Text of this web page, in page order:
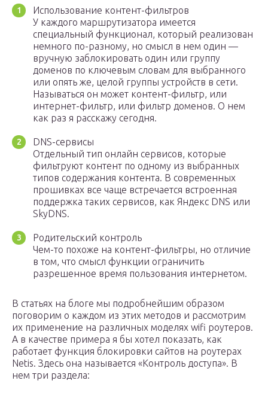
Использование контент-фильтров
У каждого маршрутизатора имеется
специальный функционал, который реализован
немного по-разному, но смысл в нем один —
вручную заблокировать один или группу
доменов по ключевым словам для выбранного
или опять же, целой группы устройств в сети.
Называться он может контент-фильтр, или
интернет-фильтр, или фильтр доменов. О нем
как раз я расскажу сегодня.
DNS-сервисы
Отдельный тип онлайн сервисов, которые
фильтруют контент по одному из выбранных
типов содержания контента. В современных
прошивках все чаще встречается встроенная
поддержка таких сервисов, как Яндекс DNS или
SkyDNS.
Родительский контроль
Чем-то похоже на контент-фильтры, но отличие
в том, что смысл функции ограничить
разрешенное время пользования интернетом.
В статьях на блоге мы подробнейшим образом
поговорим о каждом из этих методов и рассмотрим
их применение на различных моделях wifi роутеров.
А в качестве примера я бы хотел показать, как
работает функция блокировки сайтов на роутерах
Netis. Здесь она называется «Контроль доступа». В
нем три раздела: